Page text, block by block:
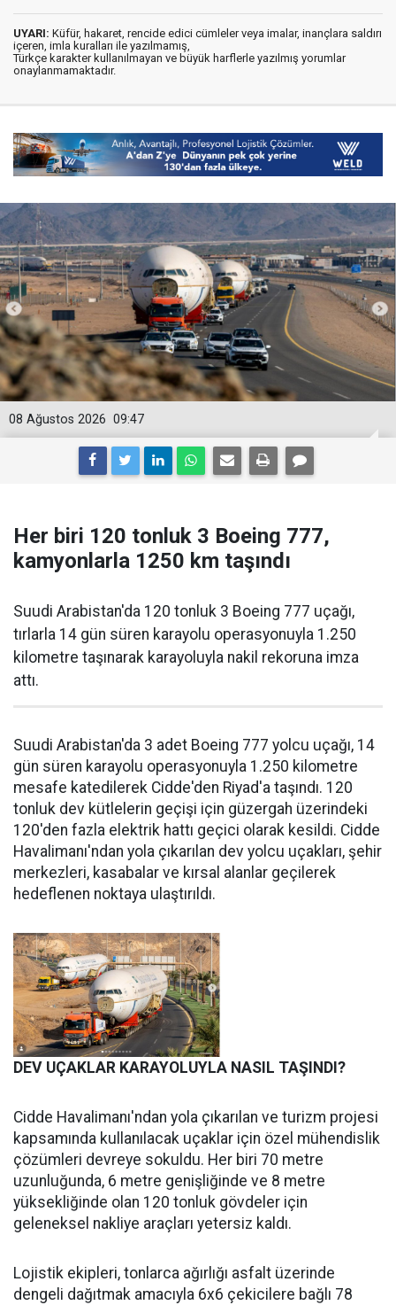
UYARI: Küfür, hakaret, rencide edici cümleler veya imalar, inançlara saldırı
içeren, imla kuralları ile yazılmamış,
Türkçe karakter kullanılmayan ve büyük harflerle yazılmış yorumlar
onaylanmamaktadır.
09:47
08 Ağustos 2026
Her biri 120 tonluk 3 Boeing 777,
kamyonlarla 1250 km taşındı
Suudi Arabistan'da 120 tonluk 3 Boeing 777 uçağı,
tırlarla 14 gün süren karayolu operasyonuyla 1.250
kilometre taşınarak karayoluyla nakil rekoruna imza
attı.
Suudi Arabistan'da 3 adet Boeing 777 yolcu uçağı, 14
gün süren karayolu operasyonuyla 1.250 kilometre
mesafe katedilerek Cidde'den Riyad'a taşındı. 120
tonluk dev kütlelerin geçişi için güzergah üzerindeki
120'den fazla elektrik hattı geçici olarak kesildi. Cidde
Havalimanı'ndan yola çıkarılan dev yolcu uçakları, şehir
merkezleri, kasabalar ve kırsal alanlar geçilerek
hedeflenen noktaya ulaştırıldı.
DEV UÇAKLAR KARAYOLUYLA NASIL TAŞINDI?
Cidde Havalimanı'ndan yola çıkarılan ve turizm projesi
kapsamında kullanılacak uçaklar için özel mühendislik
çözümleri devreye sokuldu. Her biri 70 metre
uzunluğunda, 6 metre genişliğinde ve 8 metre
yüksekliğinde olan 120 tonluk gövdeler için
geleneksel nakliye araçları yetersiz kaldı.
Lojistik ekipleri, tonlarca ağırlığı asfalt üzerinde
dengeli dağıtmak amacıyla 6x6 çekicilere bağlı 78